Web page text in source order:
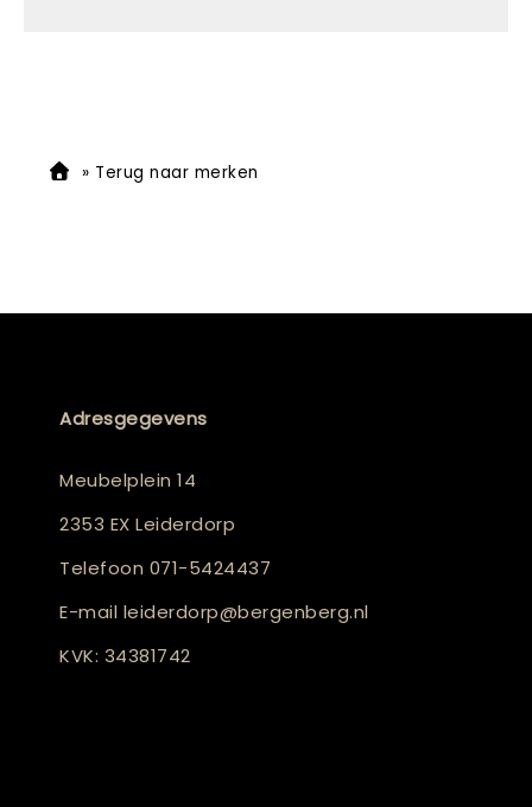
» Terug naar merken
Adresgegevens
Meubelplein 14
2353 EX Leiderdorp
Telefoon 071-5424437
E-mail leiderdorp@bergenberg.nl
KVK: 34381742